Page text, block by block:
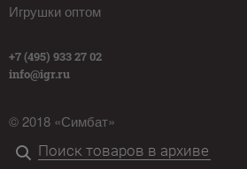
Игрушки оптом
+7 (495) 933 27 02
info@igr.ru
© 2018 «Симбат»